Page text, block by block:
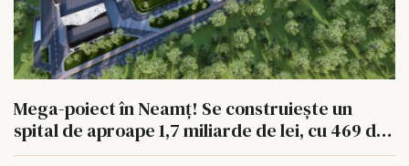
Mega-poiect în Neamț! Se construiește un
spital de aproape 1,7 miliarde de lei, cu 469 de
paturi